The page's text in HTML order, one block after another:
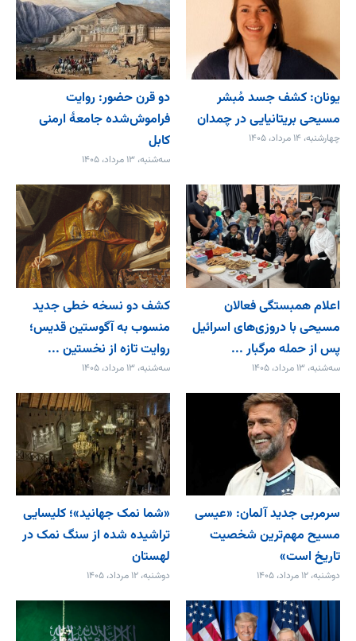
یونان: کشف جسد مُبشر
مسیحی بریتانیایی در چمدان
چهارشنبه، ۱۴ مرداد، ۱۴۰۵
دو قرن حضور: روایت
فراموش‌شده جامعۀ ارمنی
کابل
سه‌شنبه، ۱۳ مرداد، ۱۴۰۵
اعلام همبستگی فعالان
مسیحی با دروزی‌های اسرائیل
پس از حمله مرگبار ...
سه‌شنبه، ۱۳ مرداد، ۱۴۰۵
کشف دو نسخه خطی جدید
منسوب به آگوستین قدیس؛
روایت تازه از نخستین ...
سه‌شنبه، ۱۳ مرداد، ۱۴۰۵
سرمربی جدید آلمان: «عیسی
مسیح مهم‌ترین شخصیت
تاریخ است»
دوشنبه، ۱۲ مرداد، ۱۴۰۵
«شما نمک جهانید»؛ کلیسایی
تراشیده شده از سنگ نمک در
لهستان
دوشنبه، ۱۲ مرداد، ۱۴۰۵